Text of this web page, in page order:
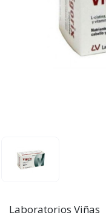
Laboratorios Viñas